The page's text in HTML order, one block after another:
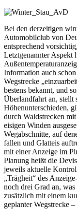
Bei den derzeitigen
Automobilclub von
entsprechend
Letztgenannter Aspekt
Information auch
Wegstrecke
bestens bekannt, und
Überlandfahrt an, stellt
Höhenunterschieden,
durch Waldstrecken
eisigen Winden
Wegabschnitte, auf
fallen und Glatteis
mit einer Anzeige im
Planung heißt die
jeweils aktuelle
„Trägheit“ des
noch drei Grad an,
zusätzlich mit einem
geplanter Wegstrecke